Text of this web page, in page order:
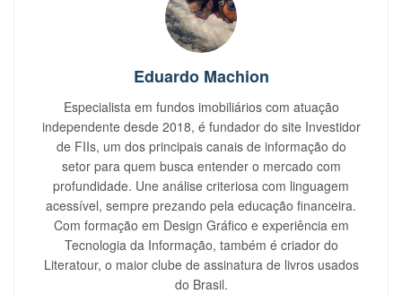
Eduardo Machion
Especialista em fundos imobiliários com atuação
independente desde 2018, é fundador do site Investidor
de FIIs, um dos principais canais de informação do
setor para quem busca entender o mercado com
profundidade. Une análise criteriosa com linguagem
acessível, sempre prezando pela educação financeira.
Com formação em Design Gráfico e experiência em
Tecnologia da Informação, também é criador do
Literatour, o maior clube de assinatura de livros usados
do Brasil.